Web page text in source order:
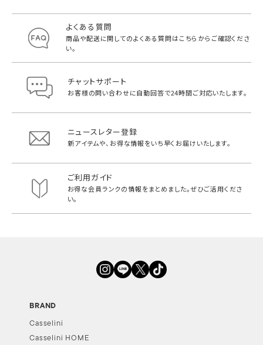
よくある質問
商品や配送に関してのよくある質問はこちらからご確認くださ
い。
チャットサポート
お客様の問い合わせに自動回答で24時間ご対応いたします。
ニュースレター登録
新アイテムや、お得な情報をいち早く お届けいたします。
ご利用ガイド
お得な会員ランクの情報をまとめました。ぜひご活用くださ
い。
BRAND
Casselini
Casselini HOME